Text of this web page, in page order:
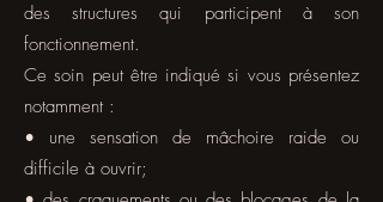
des structures qui participent à son
fonctionnement.
Ce soin peut être indiqué si vous présentez
notamment :
• une sensation de mâchoire raide ou
difficile à ouvrir;